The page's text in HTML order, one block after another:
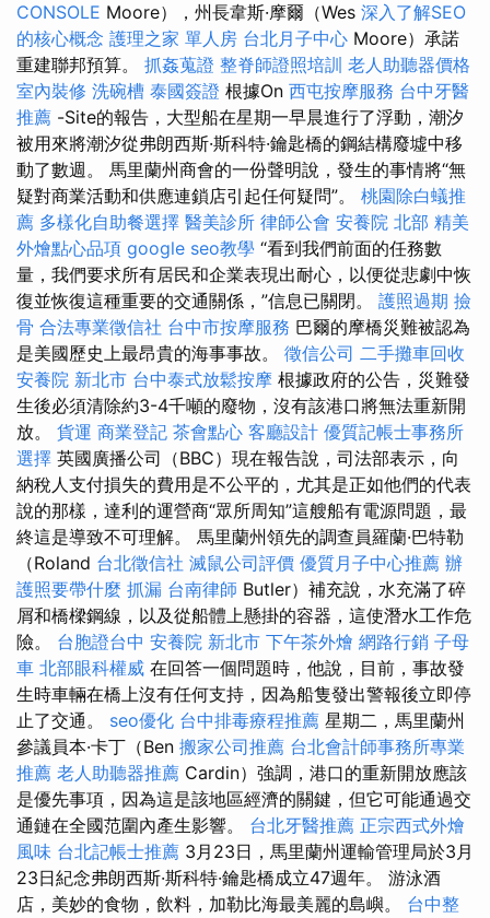
CONSOLE Moore），州長韋斯·摩爾（Wes 深入了解SEO
的核心概念 護理之家 單人房 台北月子中心 Moore）承諾
重建聯邦預算。 抓姦蒐證 整脊師證照培訓 老人助聽器價格
室內裝修 洗碗槽 泰國簽證 根據On 西屯按摩服務 台中牙醫
推薦 -Site的報告，大型船在星期一早晨進行了浮動，潮汐
被用來將潮汐從弗朗西斯·斯科特·鑰匙橋的鋼結構廢墟中移
動了數週。 馬里蘭州商會的一份聲明說，發生的事情將“無
疑對商業活動和供應連鎖店引起任何疑問”。 桃園除白蟻推
薦 多樣化自助餐選擇 醫美診所 律師公會 安養院 北部 精美
外燴點心品項 google seo教學 “看到我們前面的任務數
量，我們要求所有居民和企業表現出耐心，以便從悲劇中恢
復並恢復這種重要的交通關係，”信息已關閉。 護照過期 撿
骨 合法專業徵信社 台中市按摩服務 巴爾的摩橋災難被認為
是美國歷史上最昂貴的海事事故。 徵信公司 二手攤車回收
安養院 新北市 台中泰式放鬆按摩 根據政府的公告，災難發
生後必須清除約3-4千噸的廢物，沒有該港口將無法重新開
放。 貨運 商業登記 茶會點心 客廳設計 優質記帳士事務所
選擇 英國廣播公司（BBC）現在報告說，司法部表示，向
納稅人支付損失的費用是不公平的，尤其是正如他們的代表
說的那樣，達利的運營商“眾所周知”這艘船有電源問題，最
終這是導致不可理解。 馬里蘭州領先的調查員羅蘭·巴特勒
（Roland 台北徵信社 滅鼠公司評價 優質月子中心推薦 辦
護照要帶什麼 抓漏 台南律師 Butler）補充說，水充滿了碎
屑和橋樑鋼線，以及從船體上懸掛的容器，這使潛水工作危
險。 台胞證台中 安養院 新北市 下午茶外燴 網路行銷 子母
車 北部眼科權威 在回答一個問題時，他說，目前，事故發
生時車輛在橋上沒有任何支持，因為船隻發出警報後立即停
止了交通。 seo優化 台中排毒療程推薦 星期二，馬里蘭州
參議員本·卡丁（Ben 搬家公司推薦 台北會計師事務所專業
推薦 老人助聽器推薦 Cardin）強調，港口的重新開放應該
是優先事項，因為這是該地區經濟的關鍵，但它可能通過交
通鏈在全國范圍內產生影響。 台北牙醫推薦 正宗西式外燴
風味 台北記帳士推薦 3月23日，馬里蘭州運輸管理局於3月
23日紀念弗朗西斯·斯科特·鑰匙橋成立47週年。 游泳酒
店，美妙的食物，飲料，加勒比海最美麗的島嶼。 台中整